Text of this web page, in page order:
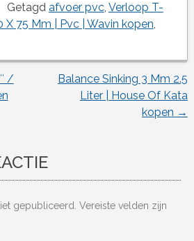
Getagd afvoer pvc, Verloop T-
X 75 Mm | Pvc | Wavin kopen
/
Balance Sinking 3 Mm 2.5
Liter | House Of Kata
kopen →
gepubliceerd. Vereiste velden zijn